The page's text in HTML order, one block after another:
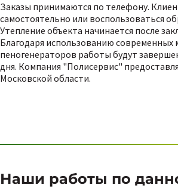
Заказы принимаются по телефону.
самостоятельно или воспользоваться
Утепление объекта начинается после
Благодаря использованию
пеногенераторов работы будут
дня. Компания "Полисервис"
Московской области.
Наши работы по